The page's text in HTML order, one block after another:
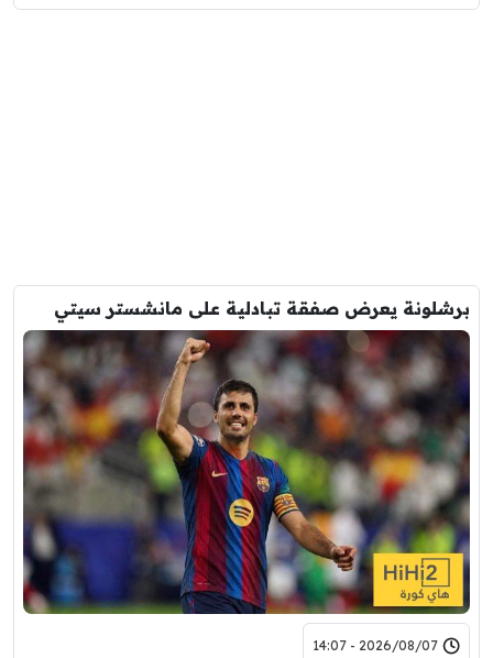
برشلونة يعرض صفقة تبادلية على مانشستر سيتي
2026/08/07 - 14:07